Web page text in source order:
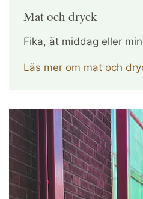
Mat och dryck
Fika, ät middag eller
Läs mer om mat och